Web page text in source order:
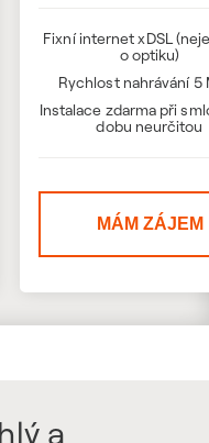
Fixní internet xDSL
o optiku)
Rychlost nahrávání 5
Instalace zdarma při
dobu neurčitou
MÁM ZÁJEM
a